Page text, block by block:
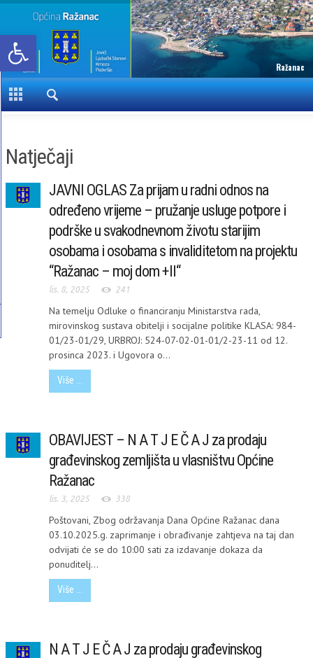
Open toolbar
Ražanac
Natječaji
JAVNI OGLAS Za prijam u radni odnos na
određeno vrijeme – pružanje usluge potpore i
podrške u svakodnevnom životu starijim
osobama i osobama s invaliditetom na projektu
“Ražanac – moj dom +II“
lis. 8, 2025 241
Na temelju Odluke o financiranju Ministarstva rada,
mirovinskog sustava obitelji i socijalne politike KLASA: 984-
01/23-01/29, URBROJ: 524-07-02-01-01/2-23-11 od 12.
prosinca 2023. i Ugovora o...
Više ...
OBAVIJEST – N A T J E Č A J za prodaju
građevinskog zemljišta u vlasništvu Općine
Ražanac
lis. 3, 2025 338
Poštovani, Zbog održavanja Dana Općine Ražanac dana
03.10.2025.g. zaprimanje i obrađivanje zahtjeva na taj dan
odvijati će se do 10:00 sati za izdavanje dokaza da
ponuditelj...
Više ...
N A T J E Č A J za prodaju građevinskog